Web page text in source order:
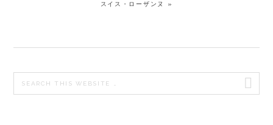
スイス・ローザンヌ »
PRIMARY
SIDEBAR
Search
this